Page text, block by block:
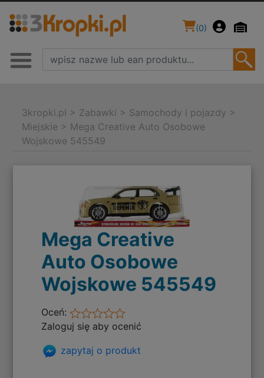
(0)
3kropki.pl > Zabawki > Samochody i pojazdy >
Miejskie > Mega Creative Auto Osobowe
Wojskowe 545549
Mega Creative
Auto Osobowe
Wojskowe 545549
Oceń:
Zaloguj się aby ocenić
zapytaj o produkt